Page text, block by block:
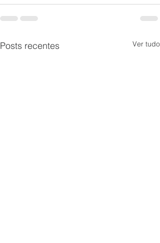
Posts recentes Ver tudo